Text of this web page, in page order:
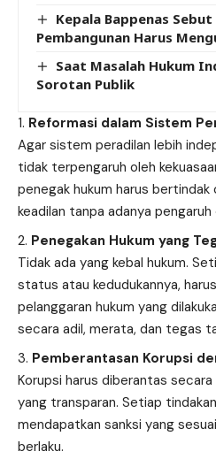
Kepala Bappenas
Pembangunan Harus
Saat Masalah Hukum
Sorotan Publik
Reformasi dalam Sistem
Agar sistem peradilan lebih
tidak terpengaruh oleh
penegak hukum harus
keadilan tanpa adanya pengaruh
Penegakan Hukum yang
Tidak ada yang kebal hukum.
status atau kedudukannya,
pelanggaran hukum yang
secara adil, merata, dan tegas
Pemberantasan Korupsi
Korupsi harus diberantas
yang transparan. Setiap
mendapatkan sanksi yang
berlaku.